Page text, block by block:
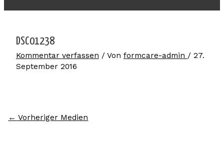
DSC01238
Kommentar verfassen / Von formcare-admin / 27.
September 2016
← Vorheriger Medien